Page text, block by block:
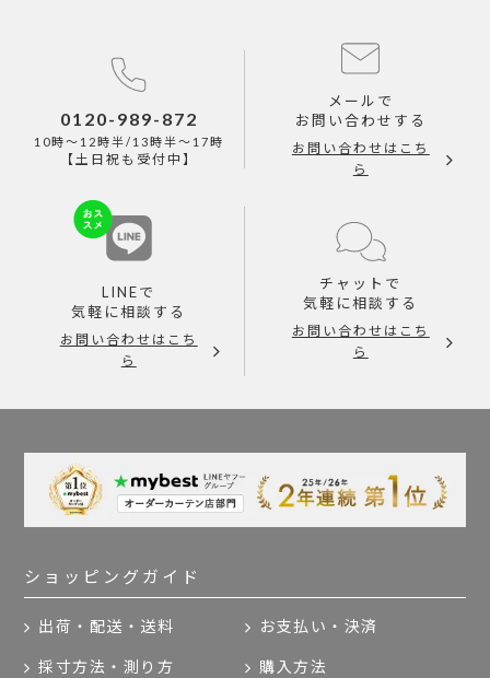
0120-989-872
10時～12時半/13時半～17時
【土日祝も受付中】
メールで
お問い合わせする
お問い合わせはこち
ら
LINEで
気軽に相談する
お問い合わせはこち
ら
チャットで
気軽に相談する
お問い合わせはこち
ら
ショッピングガイド
出荷・配送・送料 お支払い・決済
採寸方法・測り方 購入方法